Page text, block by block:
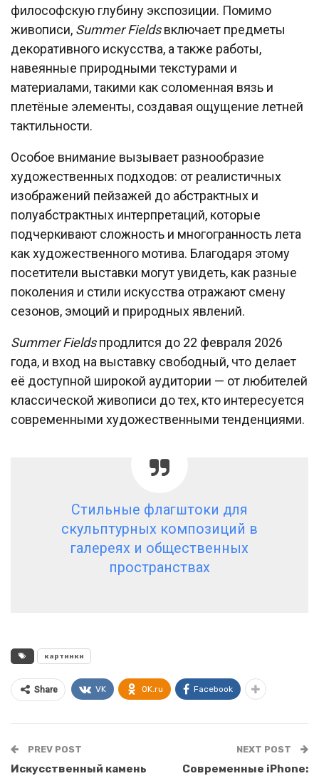
философскую глубину экспозиции. Помимо
живописи, Summer Fieldsвключает предметы
декоративного искусства, а также работы,
навеянные природными текстурами и
материалами, такими как соломенная вязь и
плетёные элементы, создавая ощущение летней
тактильности.
Особое внимание вызывает разнообразие
художественных подходов: от реалистичных
изображений пейзажей до абстрактных и
полуабстрактных интерпретаций, которые
подчеркивают сложность и многогранность лета
как художественного мотива. Благодаря этому
посетители выставки могут увидеть, как разные
поколения и стили искусства отражают смену
сезонов, эмоций и природных явлений.
Summer Fieldsпродлится до 22 февраля 2026
года, и вход на выставку свободный, что делает
её доступной широкой аудитории — от любителей
классической живописи до тех, кто интересуется
современными художественными тенденциями.
Стильные флагштоки для
скульптурных композиций в
галереях и общественных
пространствах
картинки
Share VK OK.ru Facebook
PREV POST
Искусственный камень
NEXT POST
Современные iPhone: